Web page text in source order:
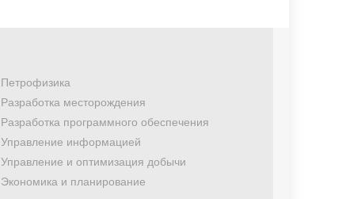
Петрофизика
Разработка месторождения
Разработка программного обеспечения
Управление информацией
Управление и оптимизация добычи
Экономика и планирование